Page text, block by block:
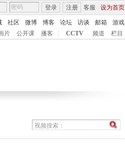
客服 设为首页
登录 注册
社区 微博 博客 论坛 访谈 邮箱
游戏
片
公开课 播客 CCTV 频道 栏目